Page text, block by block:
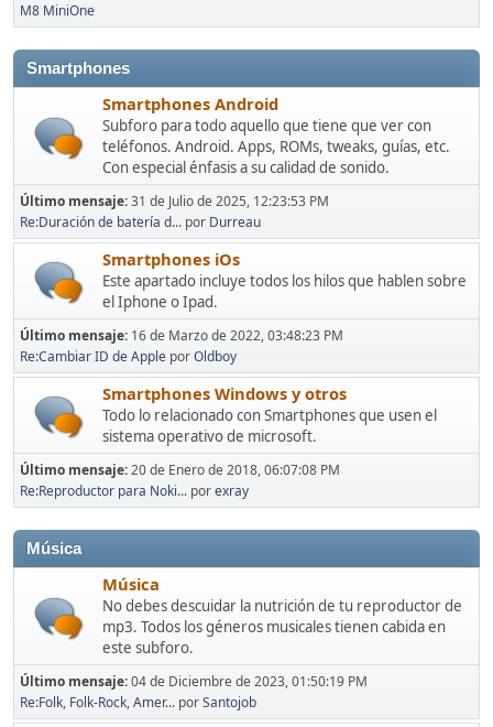
M8 MiniOne
Smartphones
Smartphones Android
Subforo para todo aquello que tiene que ver con
teléfonos. Android. Apps, ROMs, tweaks, guías, etc.
Con especial énfasis a su calidad de sonido.
Último mensaje:31 de Julio de 2025, 12:23:53 PM
Re:Duración de batería d... por Durreau
Smartphones iOs
Este apartado incluye todos los hilos que hablen sobre
el Iphone o Ipad.
Último mensaje: 16 de Marzo de 2022, 03:48:23 PM
Re:Cambiar ID de Apple porOldboy
Smartphones Windows y otros
Todo lo relacionado con Smartphones que usen el
sistema operativo de microsoft.
Último mensaje:20 de Enero de 2018, 06:07:08 PM
Re:Reproductor para Noki... porexray
Música
Música
No debes descuidar la nutrición de tu reproductor de
mp3. Todos los géneros musicales tienen cabida en
este subforo.
Último mensaje:04 de Diciembre de 2023, 01:50:19 PM
Re:Folk, Folk-Rock, Amer... porSantojob